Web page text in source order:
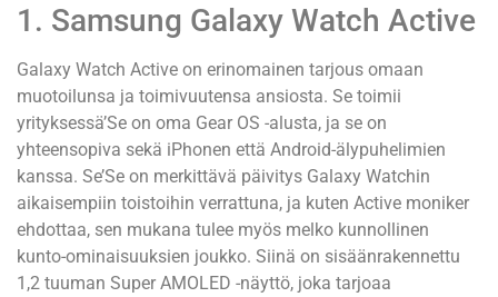
1. Samsung Galaxy Watch Active
Galaxy Watch Active on erinomainen tarjous omaan
muotoilunsa ja toimivuutensa ansiosta. Se toimii
yrityksessä’Se on oma Gear OS -alusta, ja se on
yhteensopiva sekä iPhonen että Android-älypuhelimien
kanssa. Se’Se on merkittävä päivitys Galaxy Watchin
aikaisempiin toistoihin verrattuna, ja kuten Active moniker
ehdottaa, sen mukana tulee myös melko kunnollinen
kunto-ominaisuuksien joukko. Siinä on sisäänrakennettu
1,2 tuuman Super AMOLED -näyttö, joka tarjoaa